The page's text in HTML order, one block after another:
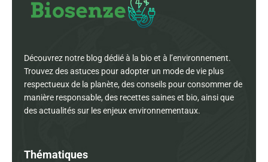
Découvrez notre blog dédié à la bio et à l’environnement.
Trouvez des astuces pour adopter un mode de vie plus
respectueux de la planète, des conseils pour consommer de
manière responsable, des recettes saines et bio, ainsi que
des actualités sur les enjeux environnementaux.
Thématiques